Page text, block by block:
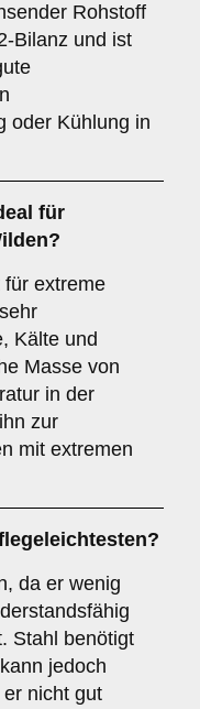
Rohstoff
Bilanz und ist
oder Kühlung in
für
für extreme
Kälte und
Masse von
in der
zur
mit extremen
da er wenig
Stahl benötigt
jedoch
nicht gut